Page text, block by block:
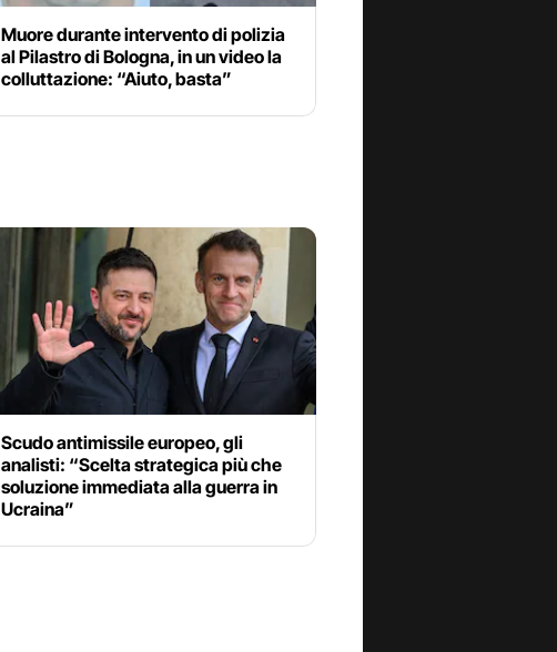
Muore durante intervento di polizia
al Pilastro di Bologna, in un video la
colluttazione: “Aiuto, basta”
Scudo antimissile europeo, gli
analisti: “Scelta strategica più che
soluzione immediata alla guerra in
Ucraina”